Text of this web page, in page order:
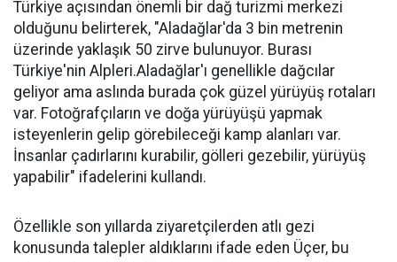
Türkiye açısından önemli bir dağ turizmi merkezi
olduğunu belirterek, "Aladağlar'da 3 bin metrenin
üzerinde yaklaşık 50 zirve bulunuyor. Burası
Türkiye'nin Alpleri.Aladağlar'ı genellikle dağcılar
geliyor ama aslında burada çok güzel yürüyüş rotaları
var. Fotoğrafçıların ve doğa yürüyüşü yapmak
isteyenlerin gelip görebileceği kamp alanları var.
İnsanlar çadırlarını kurabilir, gölleri gezebilir, yürüyüş
yapabilir" ifadelerini kullandı.
Özellikle son yıllarda ziyaretçilerden atlı gezi
konusunda talepler aldıklarını ifade eden Üçer, bu